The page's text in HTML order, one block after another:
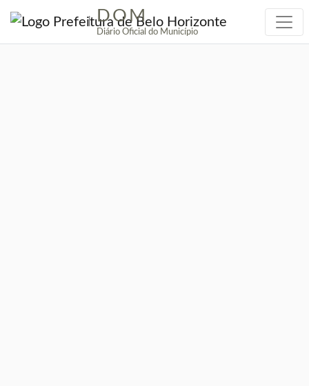
| DOM
Diário Oficial do Município